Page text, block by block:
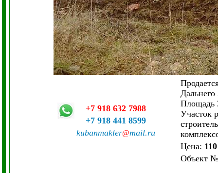
+7 918 632 7988
+7 918 441 8599
kubanmakler@mail.ru
Дальнего
Площадь
Участок
Цена:
Объект №